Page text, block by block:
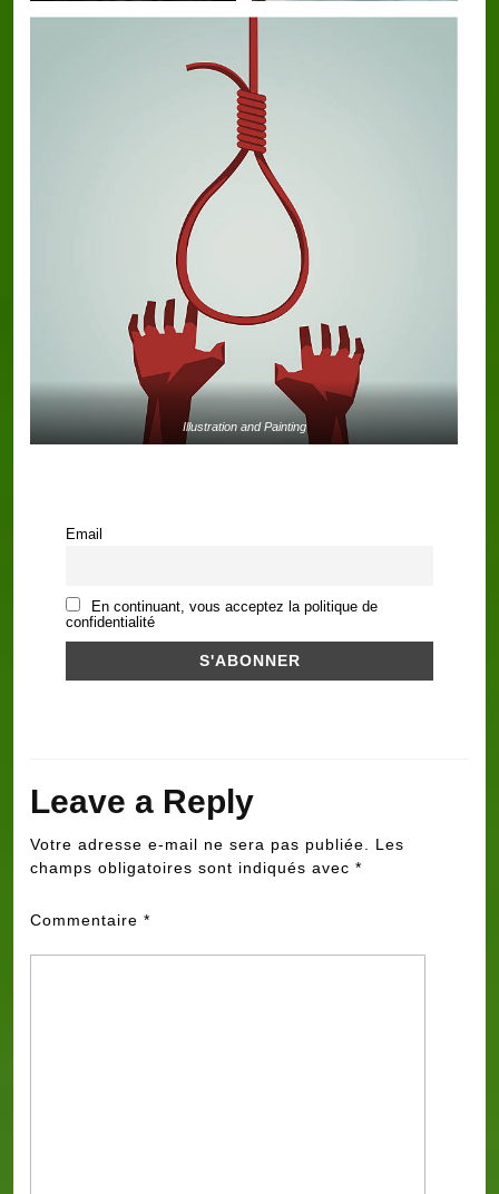
Illustration and Painting
Email
En continuant, vous acceptez la politique de
confidentialité
Leave a Reply
Votre adresse e-mail ne sera pas publiée.
Les
champs obligatoires sont indiqués avec *
Commentaire *